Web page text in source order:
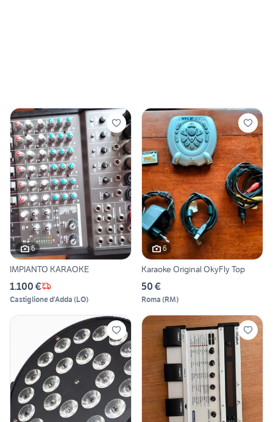
6
IMPIANTO KARAOKE
1.100 €
Castiglione d'Adda (LO)
6
Karaoke Original OkyFly Top
50 €
Roma (RM)